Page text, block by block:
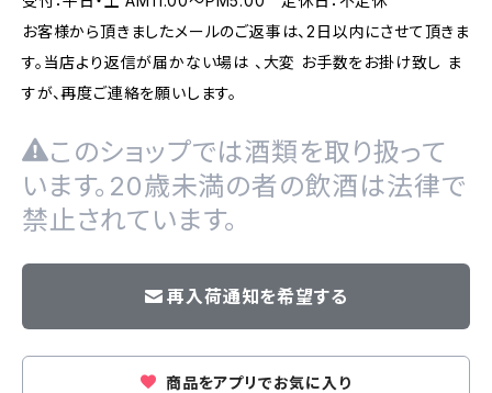
お客様から頂きましたメールのご返事は、2日以内にさせて頂きま
す。当店より返信が届かない場は 、大変 お手数をお掛け致し ま
すが、再度ご連絡を願いします。
このショップでは酒類を取り扱って
います。20歳未満の者の飲酒は法律で
禁止されています。
再入荷通知を希望する
商品をアプリでお気に入り